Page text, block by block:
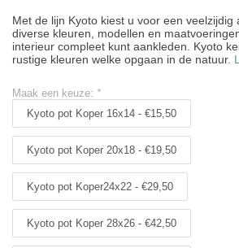
Met de lijn Kyoto kiest u voor een veelzijdig
diverse kleuren, modellen en
interieur compleet kunt aankleden. Kyoto
rustige kleuren welke opgaan in de natuur.
Maak een keuze: *
Kyoto pot Koper 16x14 - €15,50
Kyoto pot Koper 20x18 - €19,50
Kyoto pot Koper24x22 - €29,50
Kyoto pot Koper 28x26 - €42,50